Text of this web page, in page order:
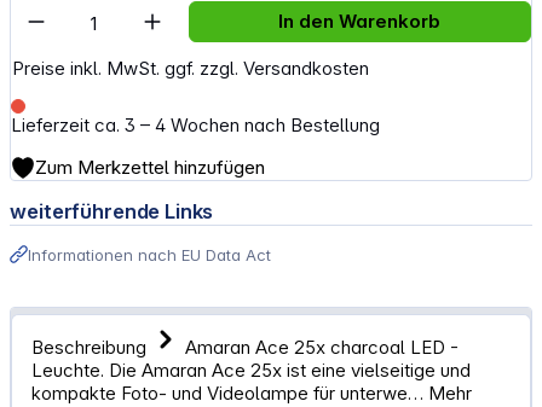
Preise inkl. MwSt. ggf. zzgl. Versandkosten
Lieferzeit ca. 3 – 4 Wochen nach Bestellung
Artikel Anzahl: Gib den gewünschten
In den Warenkorb
Zum Merkzettel hinzufügen
weiterführende Links
Informationen nach EU Data Act
Beschreibung
Amaran Ace 25x charcoal LED -
Leuchte. Die Amaran Ace 25x ist eine vielseitige und
kompakte Foto- und Videolampe für unterwe… Mehr